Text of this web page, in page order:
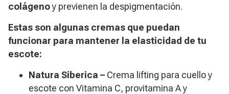
colágenoy previenen la despigmentación.
Estas son algunas cremas que puedan
funcionar para mantener la elasticidad de tu
escote:
Natura Siberica – Crema lifting para cuello y
escote con Vitamina C, provitamina A y